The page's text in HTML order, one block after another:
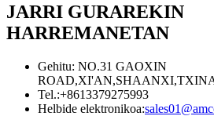
JARRI GURAREKIN
HARREMANETAN
Gehitu: NO.31 GAOXIN
Tel.:+8613379275993
Helbide elektronikoa: